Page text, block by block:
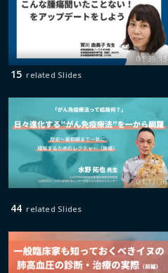
01:39:13
15 related Slides
01:17:26
44 related Slides